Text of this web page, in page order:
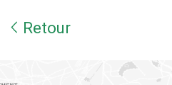
Retour